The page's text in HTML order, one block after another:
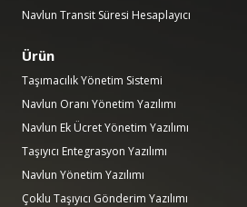
Navlun Transit Süresi Hesaplayıcı
Ürün
Taşımacılık Yönetim Sistemi
Navlun Oranı Yönetim Yazılımı
Navlun Ek Ücret Yönetim Yazılımı
Taşıyıcı Entegrasyon Yazılımı
Navlun Yönetim Yazılımı
Çoklu Taşıyıcı Gönderim Yazılımı